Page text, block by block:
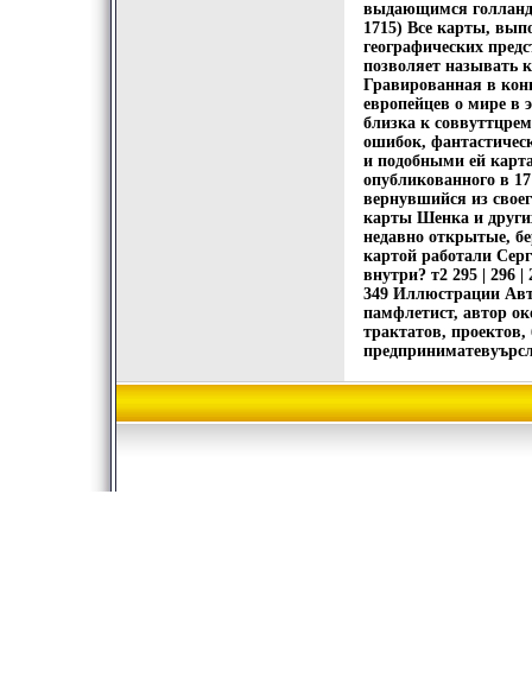
выдающимся
1715) Все карты,
географических
позволяет называть
Гравированная в
европейцев о мире в
близка к
ошибок,
и подобными ей
опубликованного в
вернувшийся из
карты Шенка и
недавно открытые,
картой работали
внутри? т2 295 | 296 |
349 Иллюстрации
памфлетист, автор
трактатов,